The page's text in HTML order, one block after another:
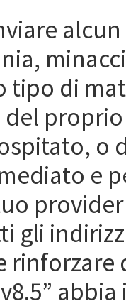
tipo di
o
e
gli